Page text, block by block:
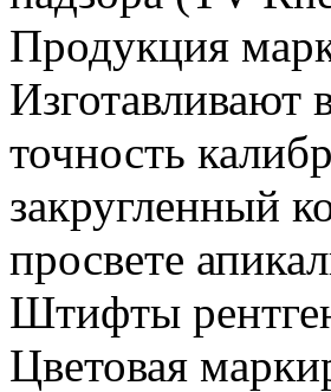
Продукция
точность
закругленный
просвете
Штифты
Цветовая